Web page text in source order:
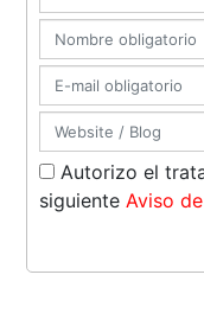
Autorizo el
siguiente Aviso